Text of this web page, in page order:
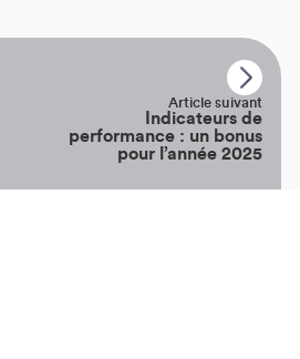
Article suivant
Indicateurs de
performance : un bonus
pour l’année 2025